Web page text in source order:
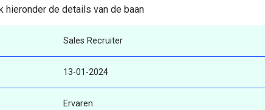
hieronder de details van de baan
Sales Recruiter
13-01-2024
Ervaren